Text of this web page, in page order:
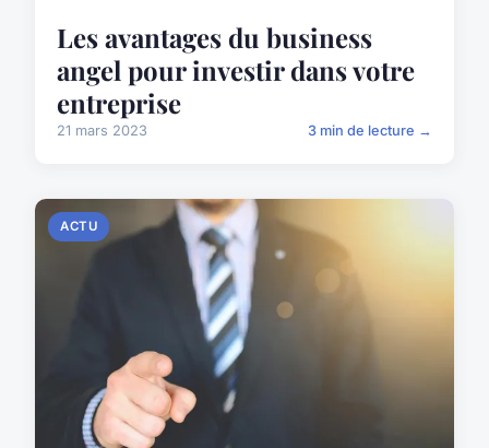
Les avantages du business
angel pour investir dans votre
entreprise
21 mars 2023 3 min de lecture →
ACTU